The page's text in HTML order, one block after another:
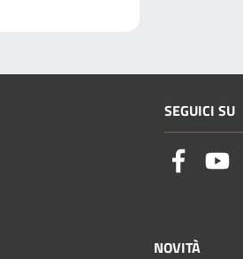
SEGUICI SU
NOVITÀ